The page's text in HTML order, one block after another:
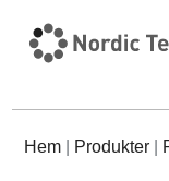
Hem| Produkter|